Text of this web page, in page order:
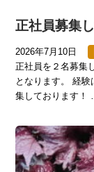
正社員募集
2026年7月10日
正社員を２名募集
となります。 経
集しております